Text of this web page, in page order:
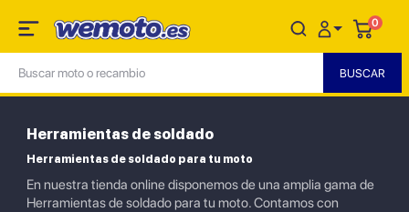
0
Herramientas de soldado
Herramientas de soldado para tu moto
En nuestra tienda online disponemos de una amplia gama de
Herramientas de soldado para tu moto. Contamos con